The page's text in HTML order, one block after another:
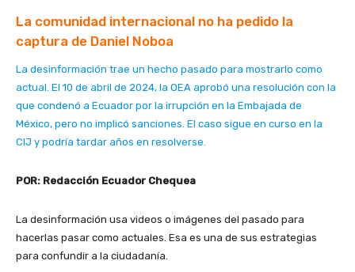
La comunidad internacional no ha pedido la
captura de Daniel Noboa
La desinformación trae un hecho pasado para mostrarlo como
actual. El 10 de abril de 2024, la OEA aprobó una resolución con la
que condenó a Ecuador por la irrupción en la Embajada de
México, pero no implicó sanciones. El caso sigue en curso en la
CIJ y podría tardar años en resolverse.
POR: Redacción Ecuador Chequea
La desinformación usa videos o imágenes del pasado para
hacerlas pasar como actuales. Esa es una de sus estrategias
para confundir a la ciudadanía.